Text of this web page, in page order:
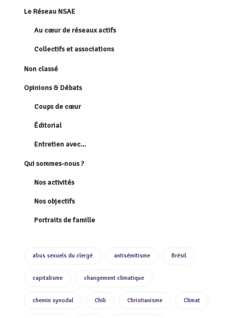
Le Réseau NSAE
Au cœur de réseaux actifs
Collectifs et associations
Non classé
Opinions & Débats
Coups de cœur
Éditorial
Entretien avec…
Qui sommes-nous ?
Nos activités
Nos objectifs
Portraits de famille
abus sexuels du clergé antisémitisme Brésil
capitalisme changement climatique
chemin synodal Chili Christianisme Climat